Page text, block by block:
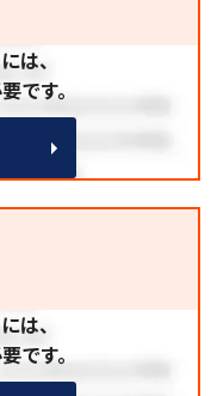
は、
です。
は、
です。